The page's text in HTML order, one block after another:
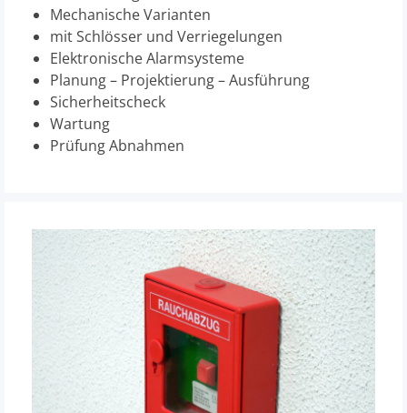
Mechanische Varianten
mit Schlösser und Verriegelungen
Elektronische Alarmsysteme
Planung – Projektierung – Ausführung
Sicherheitscheck
Wartung
Prüfung Abnahmen